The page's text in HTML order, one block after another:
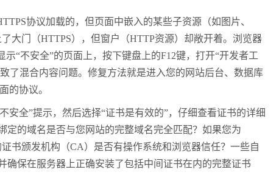
协议加载的，但页面中嵌入的某些子资源（如图片、
大门（HTTPS），但窗户（HTTP资源）却敞开着。浏览器
示“不安全”的页面上，按下键盘上的F12键，打开“开发者工
了混合内容问题。修复方法就是进入您的网站后台、数据库
的协议。
不安全”提示，然后选择“证书是有效的”，仔细查看证书的详细
的域名是否与您网站的完整域名完全匹配？如果您为
书颁发机构（CA）是否有操作系统和浏览器信任？一些自
保在服务器上正确安装了包括中间证书在内的完整证书